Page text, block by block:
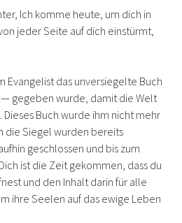
Ich komme heute, um dich in
jeder Seite auf dich einstürmt,
Evangelist das unversiegelte Buch
gegeben wurde, damit die Welt
Buch wurde ihm nicht mehr
die Siegel wurden bereits
geschlossen und bis zum
ist die Zeit gekommen, dass du
und den Inhalt darin für alle
ihre Seelen auf das ewige Leben